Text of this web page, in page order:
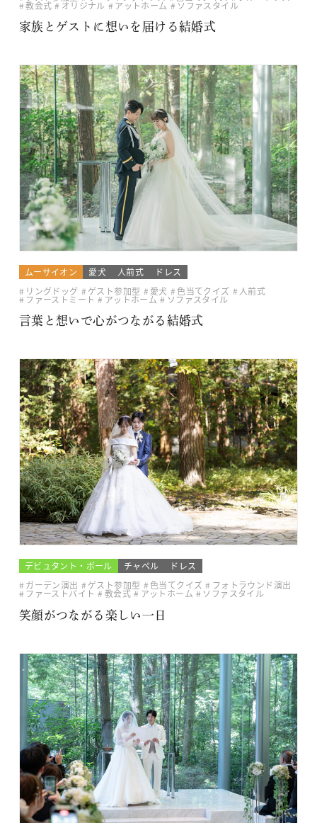
教会式 オリジナル アットホーム
ソファスタイル
家族とゲストに想いを届ける結婚式
ムーサイオン 愛犬 人前式
ドレス
リングドッグ
ゲスト参加型 愛犬 色当てクイズ 人前式
ファーストミート アットホーム
ソファスタイル
言葉と想いで心がつながる結婚式
デビュタント・ボール チャペル
ドレス
ガーデン演出
ゲスト参加型 色当てクイズ フォトラウンド演出
ファーストバイト 教会式 アットホーム
ソファスタイル
笑顔がつながる楽しい一日